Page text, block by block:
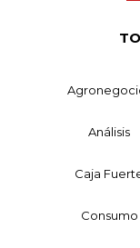
Análisis
Caja
Consumo